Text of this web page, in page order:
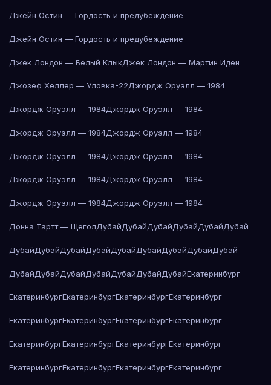
Джейн Остин — Гордость и предубеждение
Джейн Остин — Гордость и предубеждение
Джек Лондон — Белый КлыкДжек Лондон — Мартин Иден
Джозеф Хеллер — Уловка-22Джордж Оруэлл — 1984
Джордж Оруэлл — 1984Джордж Оруэлл — 1984
Джордж Оруэлл — 1984Джордж Оруэлл — 1984
Джордж Оруэлл — 1984Джордж Оруэлл — 1984
Джордж Оруэлл — 1984Джордж Оруэлл — 1984
Джордж Оруэлл — 1984Джордж Оруэлл — 1984
Донна Тартт — ЩеголДубайДубайДубайДубайДубайДубай
ДубайДубайДубайДубайДубайДубайДубайДубайДубай
ДубайДубайДубайДубайДубайДубайДубайЕкатеринбург
ЕкатеринбургЕкатеринбургЕкатеринбургЕкатеринбург
ЕкатеринбургЕкатеринбургЕкатеринбургЕкатеринбург
ЕкатеринбургЕкатеринбургЕкатеринбургЕкатеринбург
ЕкатеринбургЕкатеринбургЕкатеринбургЕкатеринбург